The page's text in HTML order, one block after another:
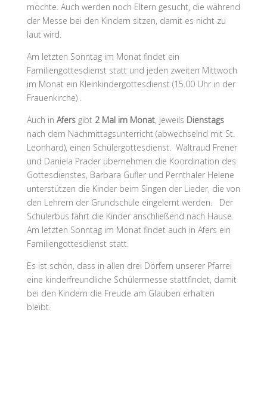
möchte. Auch werden noch Eltern gesucht, die während
der Messe bei den Kindern sitzen, damit es nicht zu
laut wird.
Am letzten Sonntag im Monat findet ein
Familiengottesdienst statt und jeden zweiten Mittwoch
im Monat ein Kleinkindergottesdienst (15.00 Uhr in der
Frauenkirche) .
Auch in Afersgibt 2 Mal im Monat, jeweils Dienstags
nach dem Nachmittagsunterricht (abwechselnd mit St.
Leonhard), einen Schülergottesdienst. Waltraud Frener
und Daniela Prader übernehmen die Koordination des
Gottesdienstes, Barbara Gufler und Pernthaler Helene
unterstützen die Kinder beim Singen der Lieder, die von
den Lehrern der Grundschule eingelernt werden. Der
Schülerbus fährt die Kinder anschließend nach Hause.
Am letzten Sonntag im Monat findet auch in Afers ein
Familiengottesdienst statt.
Es ist schön, dass in allen drei Dörfern unserer Pfarrei
eine kinderfreundliche Schülermesse stattfindet, damit
bei den Kindern die Freude am Glauben erhalten
bleibt.